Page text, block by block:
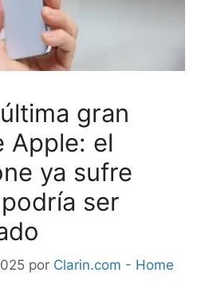
gran
Apple: el
ya sufre
ser
por Clarin.com - Home